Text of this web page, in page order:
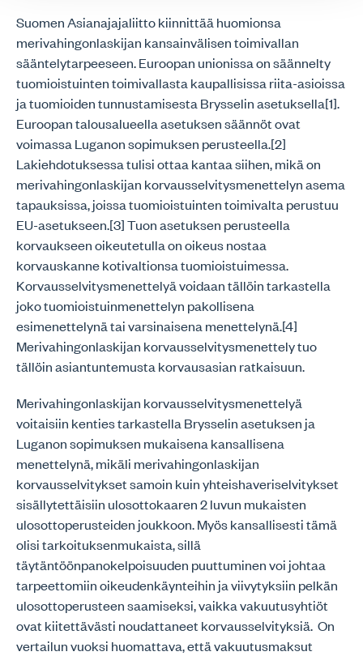
Suomen Asianajajaliitto kiinnittää huomionsa
merivahingonlaskijan kansainvälisen toimivallan
sääntelytarpeeseen. Euroopan unionissa on säännelty
tuomioistuinten toimivallasta kaupallisissa riita-asioissa
ja tuomioiden tunnustamisesta Brysselin asetuksella[1].
Euroopan talousalueella asetuksen säännöt ovat
voimassa Luganon sopimuksen perusteella.[2]
Lakiehdotuksessa tulisi ottaa kantaa siihen, mikä on
merivahingonlaskijan korvausselvitysmenettelyn asema
tapauksissa, joissa tuomioistuinten toimivalta perustuu
EU-asetukseen.[3] Tuon asetuksen perusteella
korvaukseen oikeutetulla on oikeus nostaa
korvauskanne kotivaltionsa tuomioistuimessa.
Korvausselvitysmenettelyä voidaan tällöin tarkastella
joko tuomioistuinmenettelyn pakollisena
esimenettelynä tai varsinaisena menettelynä.[4]
Merivahingonlaskijan korvausselvitysmenettely tuo
tällöin asiantuntemusta korvausasian ratkaisuun.
Merivahingonlaskijan korvausselvitysmenettelyä
voitaisiin kenties tarkastella Brysselin asetuksen ja
Luganon sopimuksen mukaisena kansallisena
menettelynä, mikäli merivahingonlaskijan
korvausselvitykset samoin kuin yhteishaveriselvitykset
sisällytettäisiin ulosottokaaren 2 luvun mukaisten
ulosottoperusteiden joukkoon. Myös kansallisesti tämä
olisi tarkoituksenmukaista, sillä
täytäntöönpanokelpoisuuden puuttuminen voi johtaa
tarpeettomiin oikeudenkäynteihin ja viivytyksiin pelkän
ulosottoperusteen saamiseksi, vaikka vakuutusyhtiöt
ovat kiitettävästi noudattaneet korvausselvityksiä. On
vertailun vuoksi huomattava, että vakuutusmaksut